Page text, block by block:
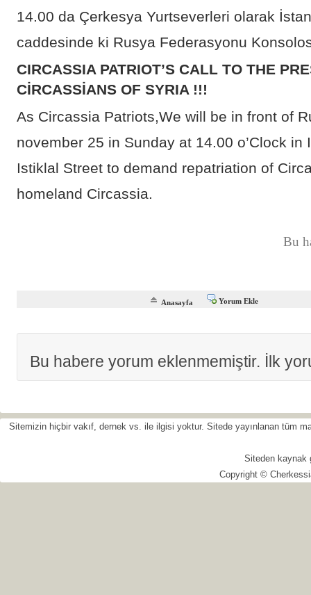
14.00 da Çerkesya Yurtseverleri olarak
caddesinde ki Rusya Federasyonu
CIRCASSIA PATRIOT’S CALL TO THE
CİRCASSİANS OF SYRIA !!!
As Circassia Patriots,We will be in front of
november 25 in Sunday at 14.00 o’Clock in
Istiklal Street to demand repatriation of
homeland Circassia.
Bu
Anasayfa Yorum Ekle
Bu habere yorum eklenmemiştir. İlk
Sitemizin hiçbir vakıf, dernek vs. ile ilgisi yoktur. Sitede yayınlanan tüm
Siteden kaynak
Copyright ©